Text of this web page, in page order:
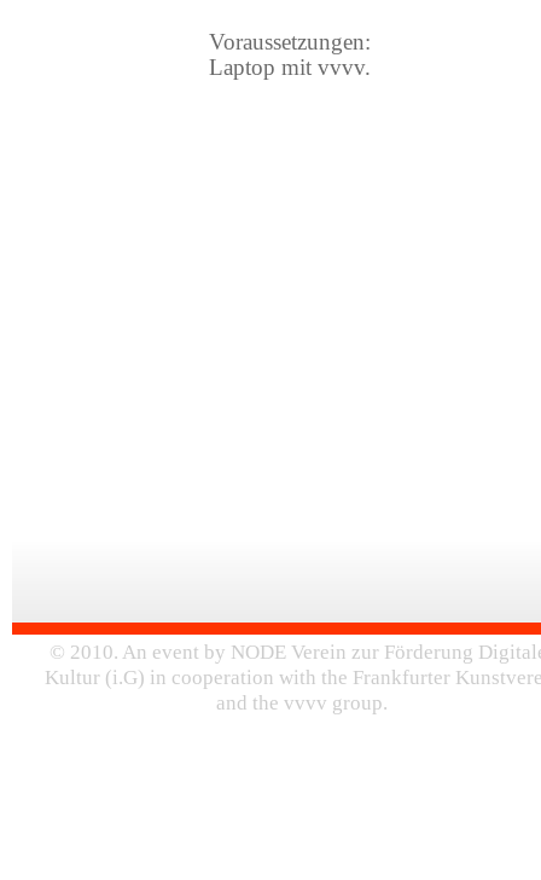
Voraussetzungen:
Laptop mit vvvv.
© 2010. An event by NODE Verein zur Förderung
Kultur (i.G) in cooperation with the Frankfurter
and the vvvv group.